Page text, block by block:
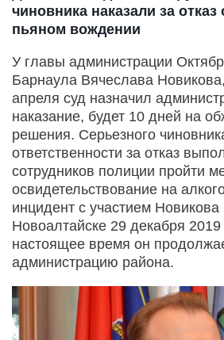
чиновника наказали за
пьяном вождении
У главы администрации
Барнаула Вячеслава
апреля суд назначил
наказание, будет 10 дней на
решения. Серьезного
ответственности за отказ
сотрудников полиции пройти
освидетельствование на
инцидент с участием
Новоалтайске 29 декабря
настоящее время он
администрацию района.